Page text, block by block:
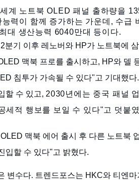
계 노트북 OLED 패널 출하량을
력이 함께 증가하는 가운데, 수급
대 생산능력 6040만대 등이다.
분기 이후 레노버와 HP가 노트북에
맥북 프로를 출시하고, HP와 델
침투가 가속될 수 있다"고 기대했
할 수 있고, 2030년에는 중국 패널
세적 행보를 보일 수 있다"고 덧붙
맥북 에어 출시 후 다른 노트북
입할 수 있다"고 밝혔다.
변수다. 트렌드포스는 HKC와 티엔